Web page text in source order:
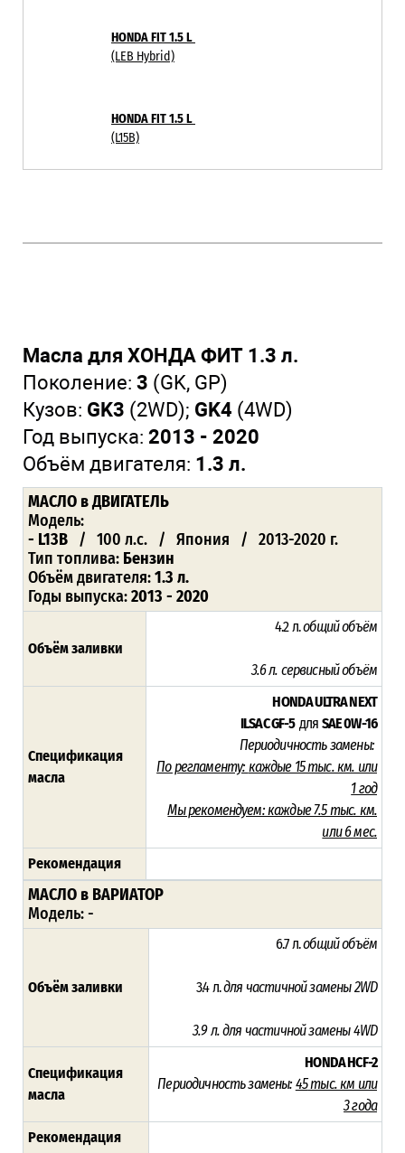
HONDA FIT 1.5 L
(LEB Hybrid)
HONDA FIT 1.5 L
(L15B)
Масла для ХОНДА ФИТ 1.3 л.
Поколение: 3 (GK, GP)
Кузов: GK3 (2WD); GK4 (4WD)
Год выпуска: 2013 - 2020
Объём двигателя: 1.3 л.
МАСЛО в ДВИГАТЕЛЬ
Модель:
- L13B / 100 л.с. / Япония / 2013-2020 г.
Тип топлива: Бензин
Объём двигателя:1.3 л.
Годы выпуска:2013 - 2020
Объём заливки
4.2 л.общий объём
3.6 л. сервисный объём
Спецификация
масла
HONDA ULTRA NEXT
ILSAC GF-5 для SAE 0W-16
Периодичность замены:
По регламенту: каждые 15 тыс. км. или
1 год
Мы рекомендуем: каждые 7.5 тыс. км.
или 6 мес.
Рекомендация
МАСЛО в ВАРИАТОР
Модель: -
Объём заливки
6.7 л.общий объём
3.4 л.для частичной замены2WD
3.9 л.для частичной замены4WD
Спецификация
масла
HONDA HCF-2
Периодичность замены: 45тыс. км или
3 года
Рекомендация